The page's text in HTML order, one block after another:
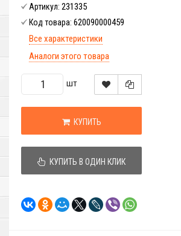
Артикул: 231335
Код товара: 620090000459
Все характеристики
Аналоги этого товара
шт
КУПИТЬ
КУПИТЬ В ОДИН КЛИК